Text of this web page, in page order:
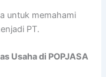
untuk memahami
PT.
Usaha di POPJASA